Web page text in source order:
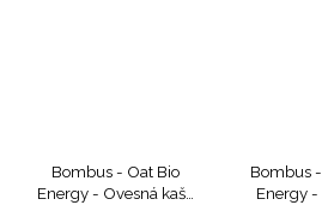
Bombus - Oat Bio
Energy - Ovesná kaše
Bombus
Energy -